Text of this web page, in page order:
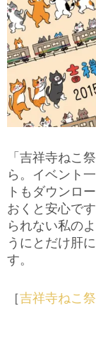
「吉祥寺ねこ
ら。イベント
トもダウンロ
おくと安心で
られない私の
うにとだけ肝
す。
［吉祥寺ねこ